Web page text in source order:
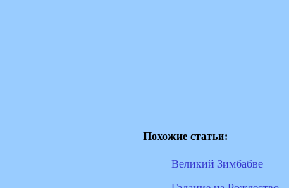
Похожие статьи:
Великий Зимбабве